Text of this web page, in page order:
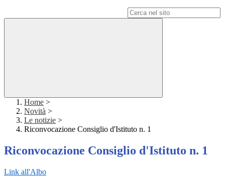
Home >
Novità >
Le notizie >
Riconvocazione Consiglio d'Istituto n. 1
Riconvocazione Consiglio d'Istituto n. 1
Link all'Albo